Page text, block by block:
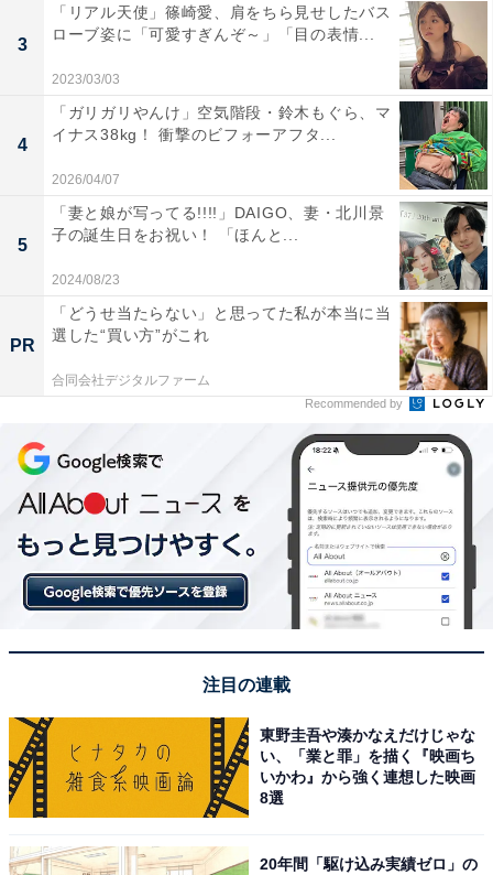
3
「リアル天使」篠崎愛、肩をちら見せしたバス
ローブ姿に「可愛すぎんぞ～」「目の表情...
2023/03/03
4
「ガリガリやんけ」空気階段・鈴木もぐら、マ
イナス38kg！ 衝撃のビフォーアフタ...
2026/04/07
5
「妻と娘が写ってる!!!!」DAIGO、妻・北川景
子の誕生日をお祝い！ 「ほんと...
2024/08/23
PR
「どうせ当たらない」と思ってた私が本当に当
選した“買い方”がこれ
合同会社デジタルファーム
Recommended by
注目の連載
東野圭吾や湊かなえだけじゃな
い、「業と罪」を描く『映画ち
いかわ』から強く連想した映画
8選
20年間「駆け込み実績ゼロ」の